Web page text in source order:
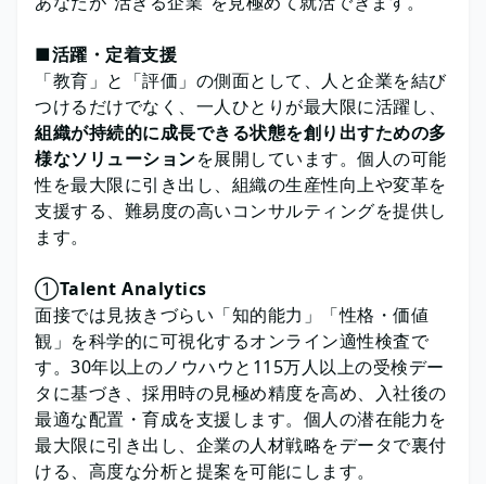
■活躍・定着支援
「教育」と「評価」の側面として、人と企業を結び
つけるだけでなく、一人ひとりが最大限に活躍し、
組織が持続的に成長できる状態を創り出すための多
様なソリューションを展開しています。個人の可能
性を最大限に引き出し、組織の生産性向上や変革を
支援する、難易度の高いコンサルティングを提供し
ます。
①Talent Analytics
面接では見抜きづらい「知的能力」「性格・価値
観」を科学的に可視化するオンライン適性検査で
す。30年以上のノウハウと115万人以上の受検デー
タに基づき、採用時の見極め精度を高め、入社後の
最適な配置・育成を支援します。個人の潜在能力を
最大限に引き出し、企業の人材戦略をデータで裏付
ける、高度な分析と提案を可能にします。